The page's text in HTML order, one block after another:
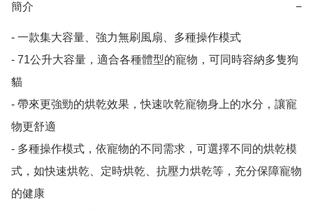
簡介 −
- 一款集大容量、強力無刷風扇、多種操作模式
- 71公升大容量，適合各種體型的寵物，可同時容納多隻狗
貓
- 帶來更強勁的烘乾效果，快速吹乾寵物身上的水分，讓寵
物更舒適
- 多種操作模式，依寵物的不同需求，可選擇不同的烘乾模
式，如快速烘乾、定時烘乾、抗壓力烘乾等，充分保障寵物
的健康